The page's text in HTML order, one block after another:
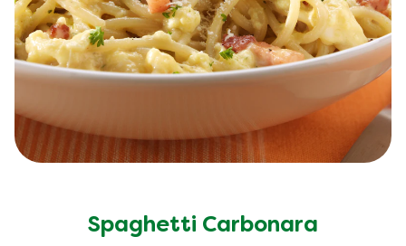
Spaghetti Carbonara